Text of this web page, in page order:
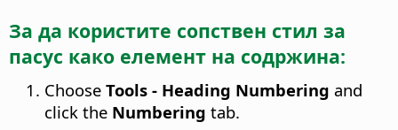
За да користите сопствен стил за
пасус како елемент на содржина:
Choose Tools - Heading Numbering and
click the Numbering tab.